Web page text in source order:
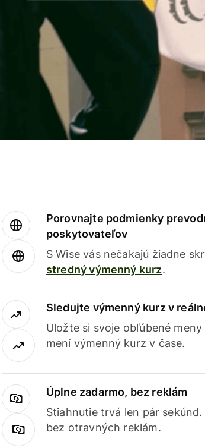
Porovnajte podmienky
poskytovateľov
S Wise vás nečakajú žiadne
stredný výmenný kurz.
Sledujte výmenný kurz v
Uložte si svoje obľúbené meny
mení výmenný kurz v čase.
Úplne zadarmo, bez reklám
Stiahnutie trvá len pár
bez otravných reklám.